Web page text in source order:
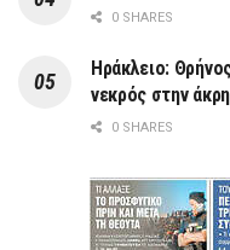
0 SHARES
Ηράκλειο:
νεκρός στην
0 SHARES